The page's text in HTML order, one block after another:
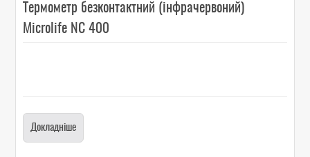
Термометр безконтактний (інфрачервоний)
Microlife NC 400
Докладніше